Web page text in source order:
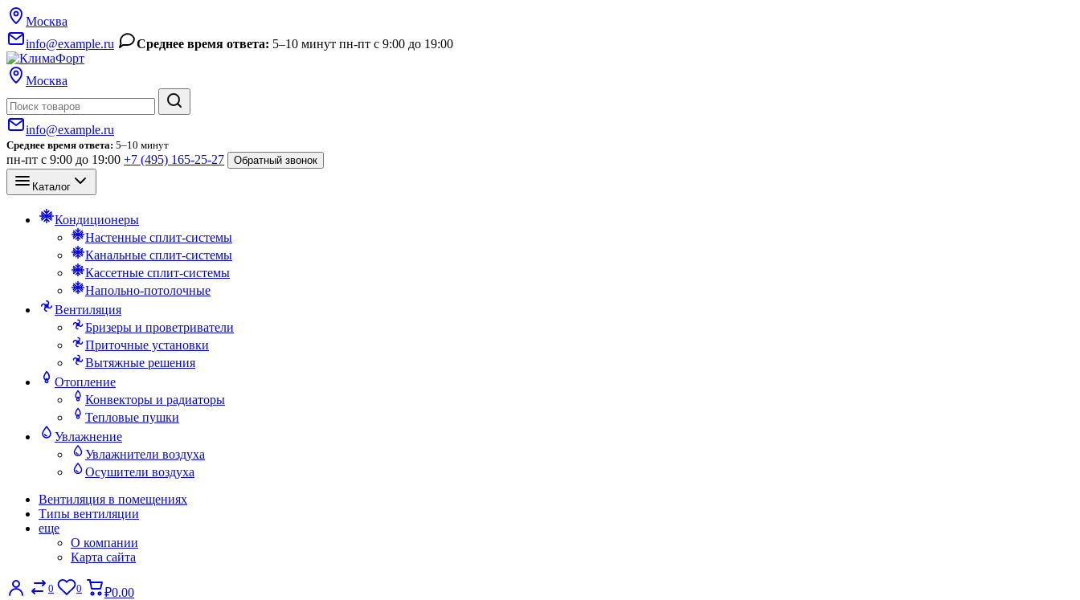
Москва
info@example.ru
Среднее время ответа: 5–10 минут пн-пт с 9:00 до 19:00
Москва
info@example.ru
Среднее время ответа: 5–10 минут
пн-пт с 9:00 до 19:00 +7 (495) 165-25-27 Обратный звонок
Каталог
Кондиционеры
Настенные сплит-системы
Канальные сплит-системы
Кассетные сплит-системы
Напольно-потолочные
Вентиляция
Бризеры и проветриватели
Приточные установки
Вытяжные решения
Отопление
Конвекторы и радиаторы
Тепловые пушки
Увлажнение
Увлажнители воздуха
Осушители воздуха
Вентиляция в помещениях
Типы вентиляции
еще
О компании
Карта сайта
0 0 ₽0.00